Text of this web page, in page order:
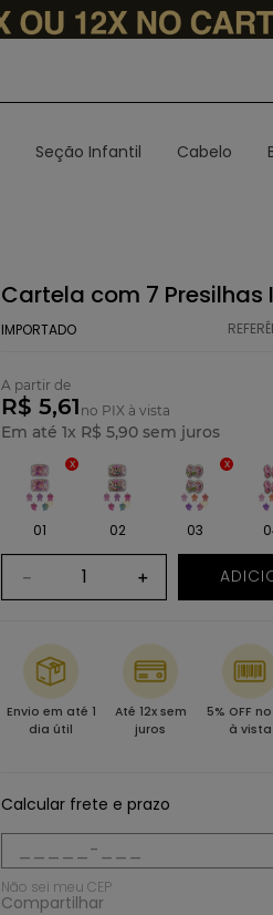
Seção Infantil Cabelo
Cartela com 7
IMPORTADO
A partir de
R$ 5,61 no PIX à vista
Em até 1x R$ 5,90 sem juros
01 02 03
＋
－
Envio em até 1
dia útil
Até 12x sem
juros
5% OFF no
à vista
Calcular frete e prazo
Não sei meu CEP
Compartilhar